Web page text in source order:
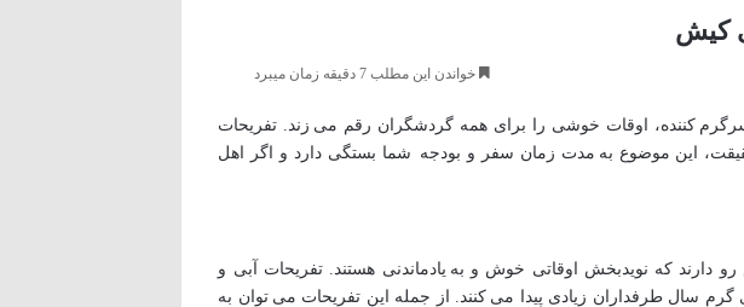
کیش
خواندن این مطلب 7 دقیقه زمان میبرد
کننده، اوقات خوشی را برای همه گردشگران رقم می زند. تفریحات
این موضوع به مدت زمان سفر و بودجه شما بستگی دارد و اگر اهل
که نویدبخش اوقاتی خوش و به یادماندنی هستند. تفریحات آبی و
سال طرفداران زیادی پیدا می کنند. از جمله این تفریحات می توان به